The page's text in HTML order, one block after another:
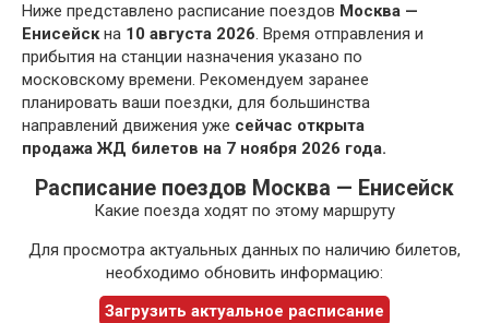
Ниже представлено расписание поездов Москва —
Енисейскна 10 августа 2026. Время отправления и
прибытия на станции назначения указано по
московскому времени. Рекомендуем заранее
планировать ваши поездки, для большинства
направлений движения уже сейчас открыта
продажа ЖД билетов на 7 ноября 2026 года.
Расписание поездов Москва — Енисейск
Какие поезда ходят по этому маршруту
Для просмотра актуальных данных по наличию билетов,
необходимо обновить информацию:
Загрузить актуальное расписание